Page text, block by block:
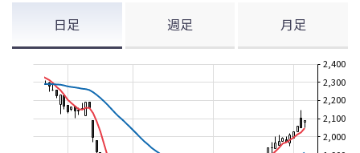
日足 週足 月足
2,000
2,100
2,200
2,300
2,400